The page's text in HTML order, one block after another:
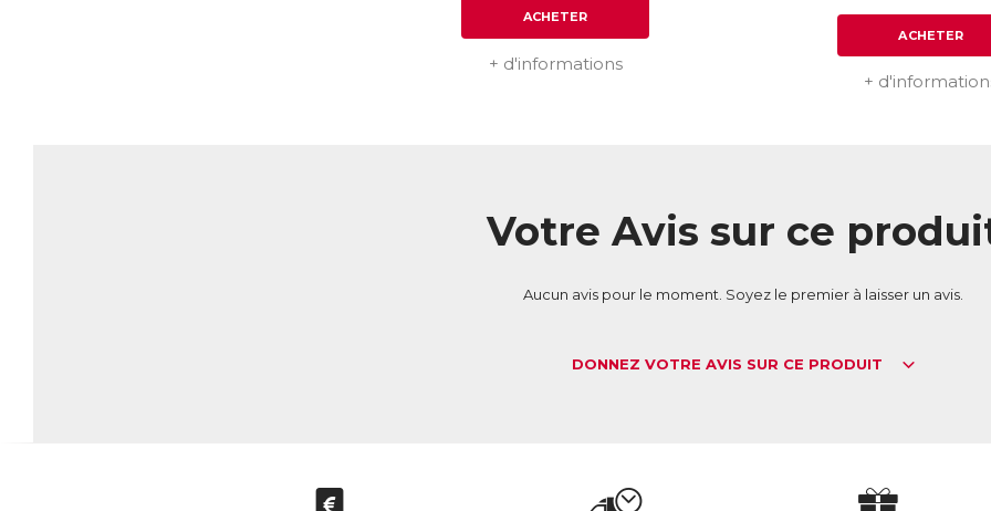
ACHETER
+ d'informations
ACHETER
+
Votre Avis sur ce
Aucun avis pour le moment. Soyez le premier à laisser un avis.
DONNEZ VOTRE AVIS SUR CE PRODUIT